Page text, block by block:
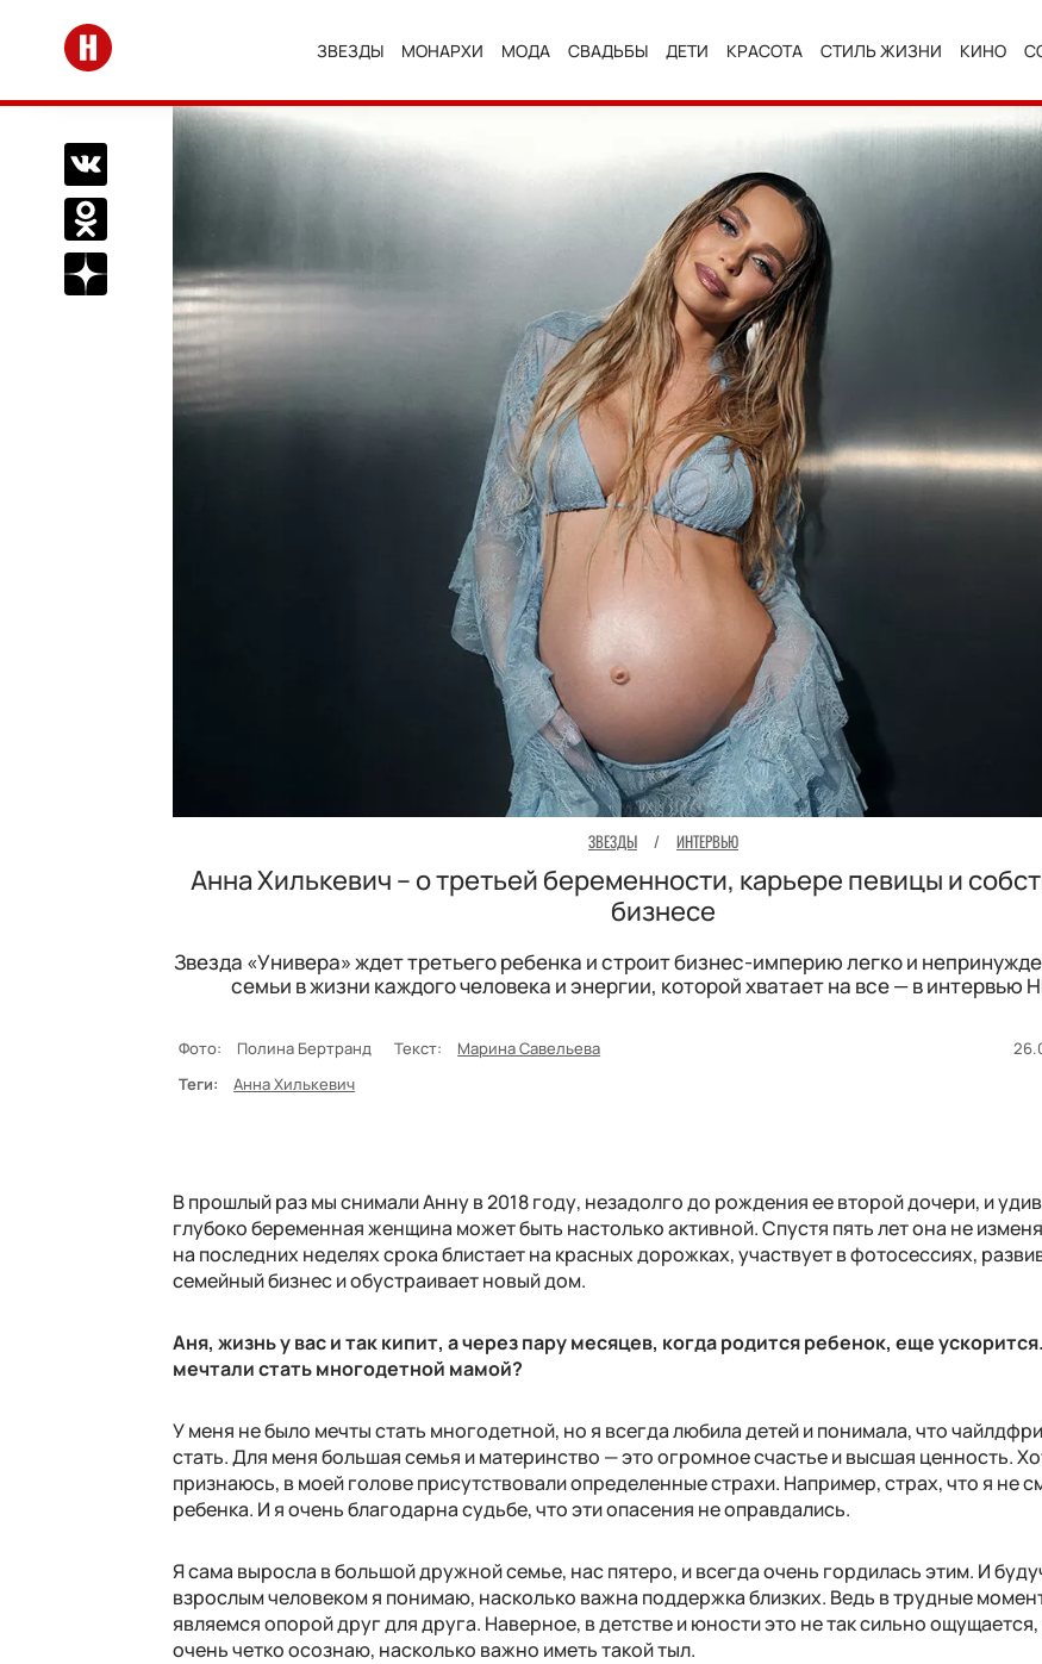
Перейти на главную
ЗВЕЗДЫ МОНАРХИ МОДА СВАДЬБЫ ДЕТИ КРАСОТА СТИЛЬ ЖИЗНИ КИНО
Поделиться Вконтакте
Поделиться в Одноклассниках
Подписаться на нас в Дзен
ЗВЕЗДЫ / ИНТЕРВЬЮ
Анна Хилькевич – о третьей беременности, карьере певицы и
бизнесе
Звезда «Универа» ждет третьего ребенка и строит бизнес-империю легко и
семьи в жизни каждого человека и энергии, которой хватает на все — в интервью
Фото: Полина Бертранд Текст: Марина Савельева
Теги:
Анна Хилькевич
В прошлый раз мы снимали Анну в 2018 году, незадолго до рождения ее второй дочери, и
глубоко беременная женщина может быть настолько активной. Спустя пять лет она не
на последних неделях срока блистает на красных дорожках, участвует в фотосессиях,
семейный бизнес и обустраивает новый дом.
Аня, жизнь у вас и так кипит, а через пару месяцев, когда родится ребенок, еще
мечтали стать многодетной мамой?
У меня не было мечты стать многодетной, но я всегда любила детей и понимала, что
стать. Для меня большая семья и материнство — это огромное счастье и высшая ценность.
признаюсь, в моей голове присутствовали определенные страхи. Например, страх, что я не
ребенка. И я очень благодарна судьбе, что эти опасения не оправдались.
Я сама выросла в большой дружной семье, нас пятеро, и всегда очень гордилась этим. И
взрослым человеком я понимаю, насколько важна поддержка близких. Ведь в трудные
являемся опорой друг для друга. Наверное, в детстве и юности это не так сильно ощущается,
очень четко осознаю, насколько важно иметь такой тыл.